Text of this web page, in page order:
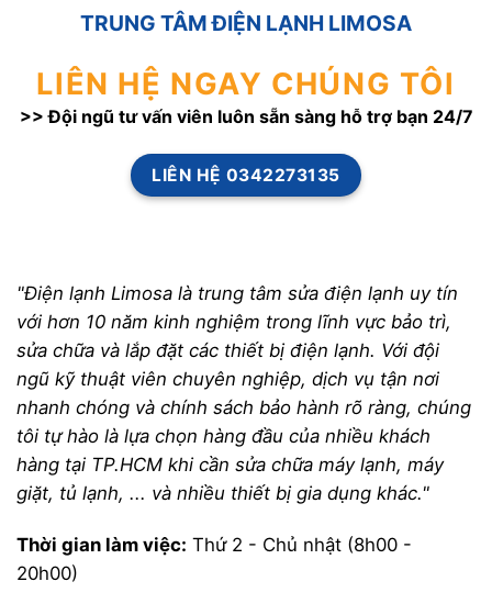
TRUNG TÂM ĐIỆN LẠNH LIMOSA
LIÊN HỆ NGAY CHÚNG TÔI
>> Đội ngũ tư vấn viên luôn sẵn sàng hỗ trợ bạn 24/7
LIÊN HỆ 0342273135
"Điện lạnh Limosa là trung tâm sửa điện lạnh uy tín
với hơn 10 năm kinh nghiệm trong lĩnh vực bảo trì,
sửa chữa và lắp đặt các thiết bị điện lạnh. Với đội
ngũ kỹ thuật viên chuyên nghiệp, dịch vụ tận nơi
nhanh chóng và chính sách bảo hành rõ ràng, chúng
tôi tự hào là lựa chọn hàng đầu của nhiều khách
hàng tại TP.HCM khi cần sửa chữa máy lạnh, máy
giặt, tủ lạnh, ... và nhiều thiết bị gia dụng khác."
Thời gian làm việc: Thứ 2 - Chủ nhật (8h00 -
20h00)